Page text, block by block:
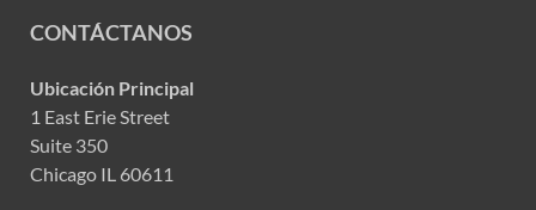
CONTÁCTANOS
Ubicación Principal
1 East Erie Street
Suite 350
Chicago IL 60611